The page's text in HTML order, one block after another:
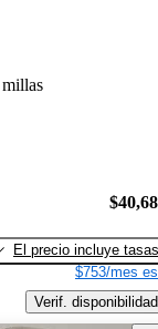
El precio incluye tasas
$753/mes
Verif. disponibilidad